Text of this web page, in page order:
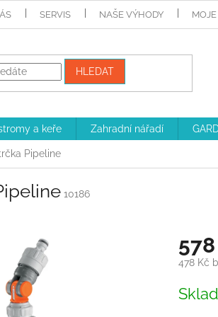
SERVIS NAŠE VÝHODY MOJE
HLEDAT
a keře Zahradní nářadí
Pipeline
10186
478 Kč
cena: